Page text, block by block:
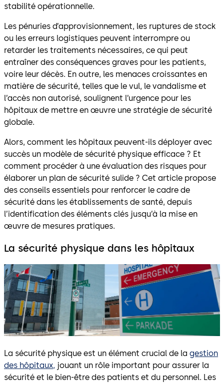
stabilité opérationnelle.
Les pénuries d’approvisionnement, les ruptures de stock
ou les erreurs logistiques peuvent interrompre ou
retarder les traitements nécessaires, ce qui peut
entraîner des conséquences graves pour les patients,
voire leur décès. En outre, les menaces croissantes en
matière de sécurité, telles que le vul, le vandalisme et
l’accès non autorisé, soulignent l’urgence pour les
hôpitaux de mettre en œuvre une stratégie de sécurité
globale.
Alors, comment les hôpitaux peuvent-ils déployer avec
succès un modèle de sécurité physique efficace ? Et
comment procéder à une évaluation des risques pour
élaborer un plan de sécurité sulide ? Cet article propose
des conseils essentiels pour renforcer le cadre de
sécurité dans les établissements de santé, depuis
l’identification des éléments clés jusqu’à la mise en
œuvre de mesures pratiques.
La sécurité physique dans les hôpitaux
La sécurité physique est un élément crucial de la gestion
des hôpitaux, jouant un rôle important pour assurer la
sécurité et le bien-être des patients et du personnel. Les